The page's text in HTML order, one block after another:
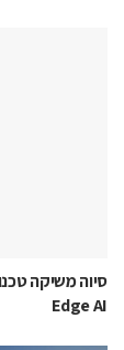
Edge AI ‏